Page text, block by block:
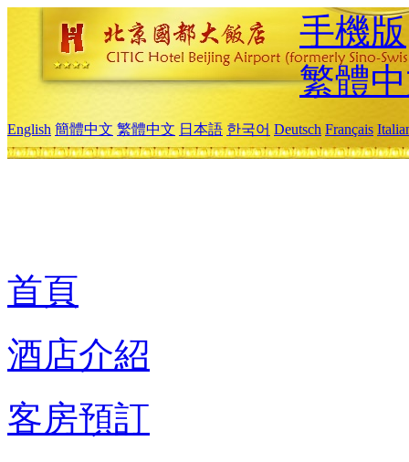
手機版
繁體
English 簡體中文 繁體中文 日本語 한국어 Deutsch Français
首頁
酒店介紹
客房預訂